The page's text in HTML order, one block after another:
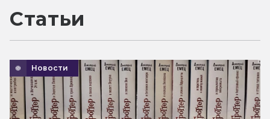
Статьи
Новости